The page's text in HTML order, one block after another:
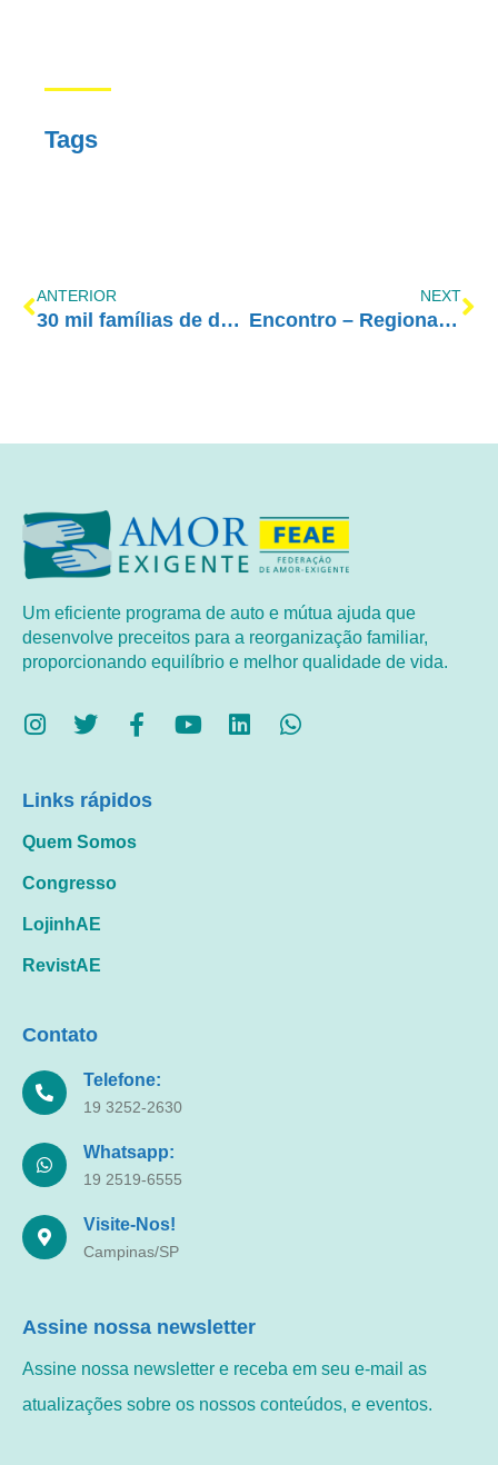
Tags
ANTERIOR
30 mil famílias de dependentes protestam contra Soninha Francine
NEXT
Encontro – Regional Mafra/SC – 18/11
Um eficiente programa de auto e mútua ajuda que
desenvolve preceitos para a reorganização familiar,
proporcionando equilíbrio e melhor qualidade de vida.
Links rápidos
Quem Somos
Congresso
LojinhAE
RevistAE
Contato
Telefone:
19 3252-2630
Whatsapp:
19 2519-6555
Visite-Nos!
Campinas/SP
Assine nossa newsletter
Assine nossa newsletter e receba em seu e-mail as
atualizações sobre os nossos conteúdos, e eventos.